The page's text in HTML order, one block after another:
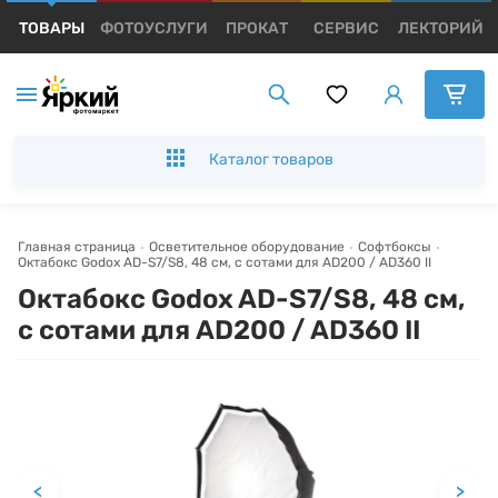
ТОВАРЫ ФОТОУСЛУГИ ПРОКАТ СЕРВИС ЛЕКТОРИЙ
Появились вопросы?
Тема вопроса*
Появились вопросы?
Тема вопроса*
Каталог товаров
Каталог товаров
Главная страница Осветительное оборудование
Софтбоксы
Октабокс Godox AD-S7/S8, 48 см, с сотами для AD200 / AD360 II
Октабокс Godox AD-S7/S8, 48 см,
с сотами для AD200 / AD360 II
< >
Появились вопросы?
Тема вопроса*